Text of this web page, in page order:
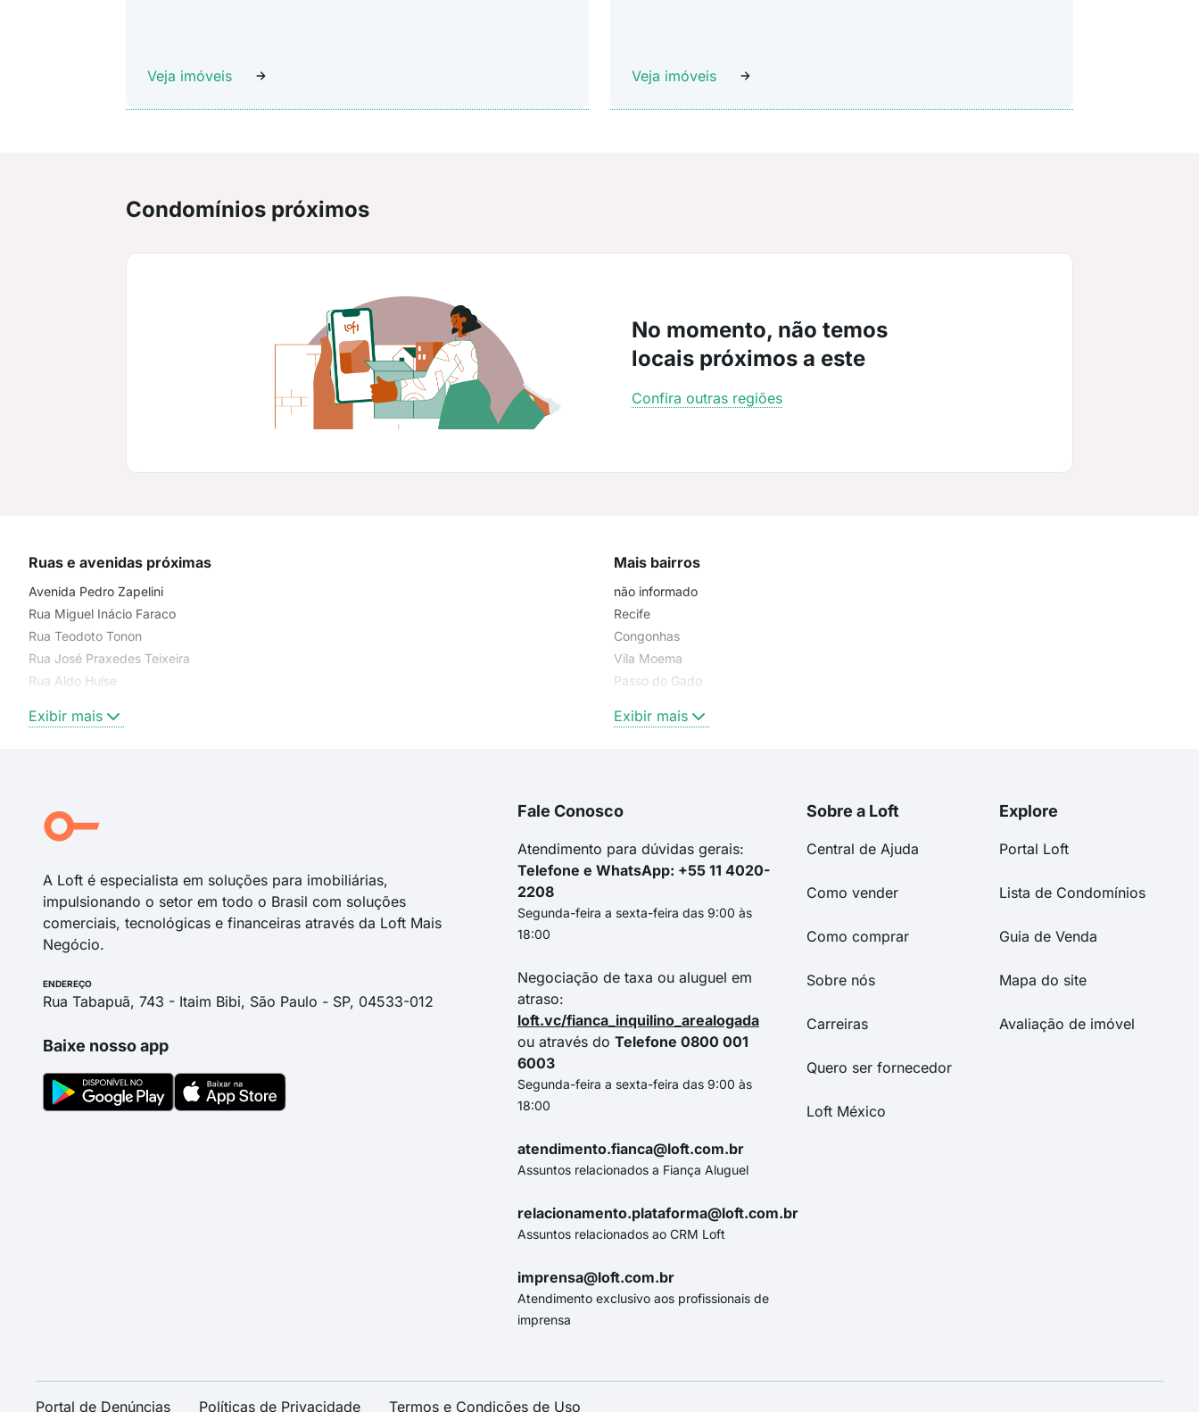
Veja imóveis Veja imóveis
Condomínios próximos
No momento, não temos
locais próximos a este
Confira outras regiões
Ruas e avenidas próximas
Avenida Pedro Zapelini
Rua Miguel Inácio Faraco
Rua Teodoto Tonon
Rua José Praxedes Teixeira
Rua Aldo Hulse
Rua José Evaristo Fogaça
Avenida Rodovalho
Rua Conselheiro Mafra
Exibir mais
Mais bairros
não informado
Recife
Congonhas
Vila Moema
Passo do Gado
Exibir mais
A Loft é especialista em soluções para imobiliárias,
impulsionando o setor em todo o Brasil com soluções
comerciais, tecnológicas e financeiras através da Loft Mais
Negócio.
ENDEREÇO
Rua Tabapuã, 743 - Itaim Bibi, São Paulo - SP, 04533-012
Baixe nosso app
Fale Conosco
Atendimento para dúvidas gerais:
Telefone e WhatsApp: +55 11 4020-
2208
Segunda-feira a sexta-feira das 9:00 às
18:00
Negociação de taxa ou aluguel em
atraso:
loft.vc/fianca_inquilino_arealogada
ou através do Telefone 0800 001
6003
Segunda-feira a sexta-feira das 9:00 às
18:00
atendimento.fianca@loft.com.br
Assuntos relacionados a Fiança Aluguel
relacionamento.plataforma@loft.com.br
Assuntos relacionados ao CRM Loft
imprensa@loft.com.br
Atendimento exclusivo aos profissionais de
imprensa
Sobre a Loft
Central de Ajuda
Como vender
Como comprar
Sobre nós
Carreiras
Quero ser fornecedor
Loft México
Explore
Portal Loft
Lista de Condomínios
Guia de Venda
Mapa do site
Avaliação de imóvel
Portal de Denúncias Políticas de Privacidade Termos e Condições de Uso